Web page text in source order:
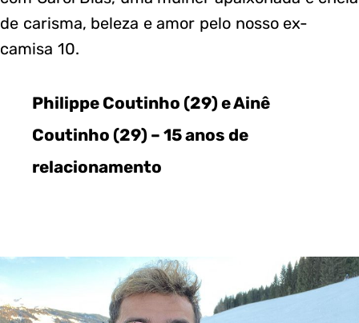
de carisma, beleza e amor pelo nosso ex-
camisa 10.
Philippe Coutinho (29) e Ainê
Coutinho (29) – 15 anos de
relacionamento